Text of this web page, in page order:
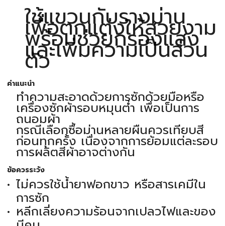
ใช้แขวนกับรางม่าน
เพื่อตกแต่งให้สวยงาม
พร้อมช่วยกรองแสง
และเพิ่มความเป็นส่วน
ตัว
คำแนะนำ
ทำความสะอาดด้วยการซักด้วยมือหรือ
เครื่องซักผ้ารอบหมุนต่ำ เพื่อเป็นการ
ถนอมผ้า
กรณีเลือกซื้อม่านหลายผืนควรเทียบสี
ก่อนทุกครั้ง เนื่องจากการย้อมแต่ละรอบ
การผลิตสีผ้าอาจต่างกัน
ข้อควรระวัง
ไม่ควรใช้น้ำยาฟอกขาว หรือสารเคมีใน
การซัก
หลีกเลี่ยงความร้อนจากเปลวไฟและของ